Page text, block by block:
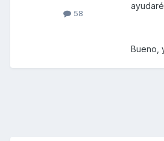
58
Bueno,